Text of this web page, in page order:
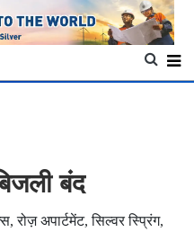
बंद
रोज़ अपार्टमेंट, सिल्वर स्प्रिंग,